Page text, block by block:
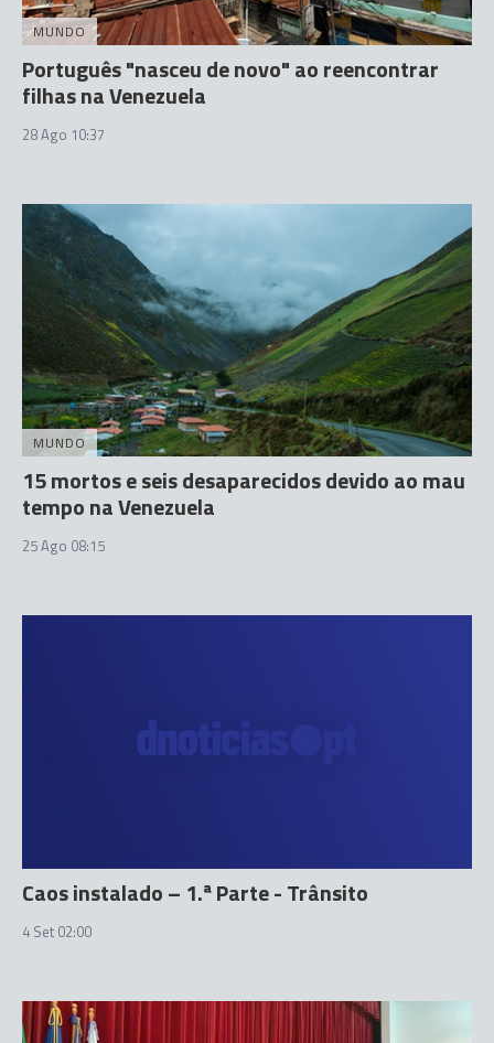
MUNDO
Português "nasceu de novo" ao reencontrar
filhas na Venezuela
28 Ago 10:37
MUNDO
15 mortos e seis desaparecidos devido ao mau
tempo na Venezuela
25 Ago 08:15
Caos instalado – 1.ª Parte - Trânsito
4 Set 02:00